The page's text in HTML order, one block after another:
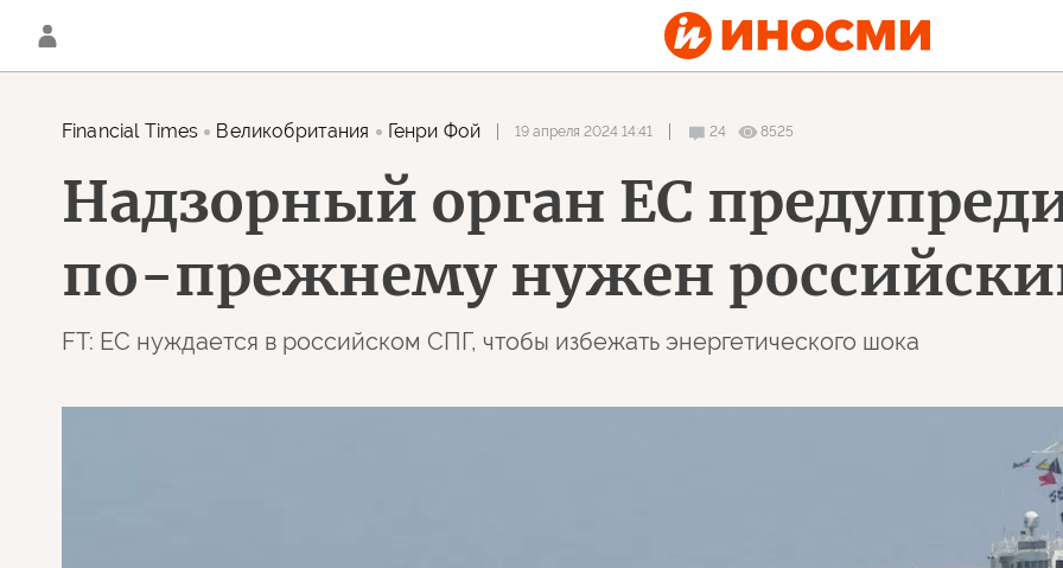
Financial Times Великобритания Генри Фой 19 апреля 2024 14:41 24 8525
Надзорный орган ЕС
по-прежнему нужен
FT: ЕС нуждается в российском СПГ, чтобы избежать энергетического шока